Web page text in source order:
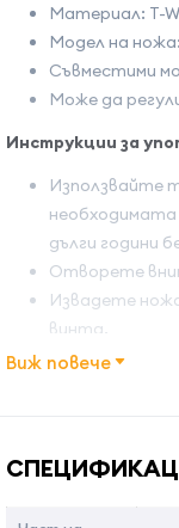
Материал: T-
Модел на
Съвместими
Може да
Инструкции за
Използвайте
необходимата
дълги години
Отворете
Извадете
винта.
Монтирайте
Инструкции за
Виж повече